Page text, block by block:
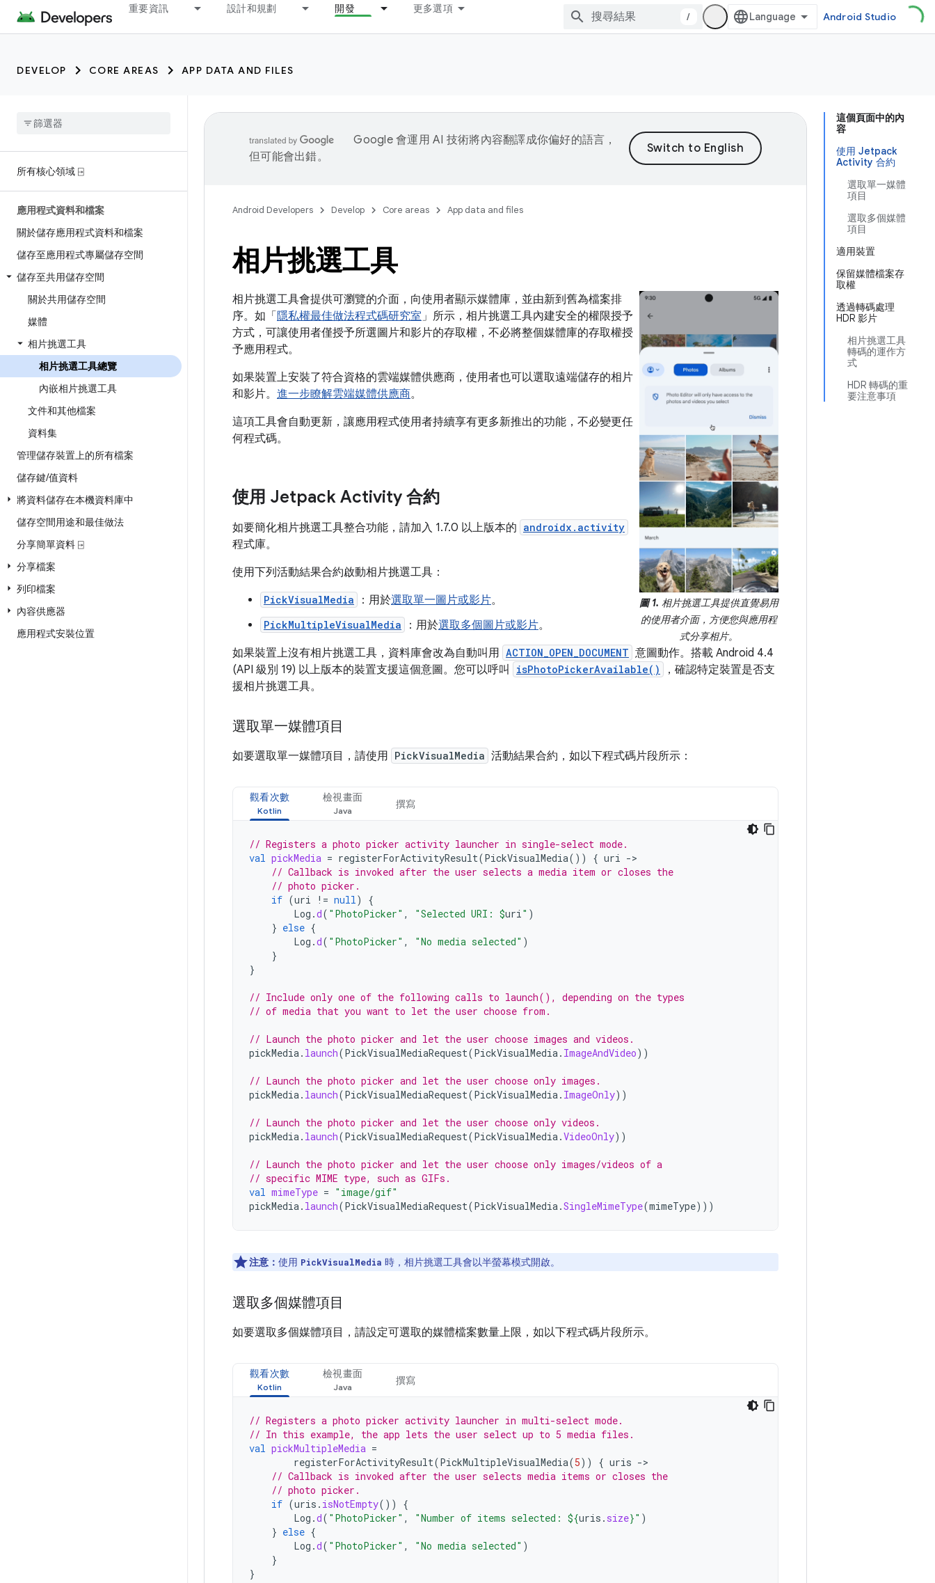
重要資訊 設計和規劃 開發 更多選項
/ Android Studio
DEVELOP CORE AREAS APP DATA AND FILES
所有核心領域 ⍈
應用程式資料和檔案
關於儲存應用程式資料和檔案
儲存至應用程式專屬儲存空間
儲存至共用儲存空間
關於共用儲存空間
媒體
相片挑選工具
相片挑選工具總覽
內嵌相片挑選工具
文件和其他檔案
資料集
管理儲存裝置上的所有檔案
儲存鍵/值資料
將資料儲存在本機資料庫中
儲存空間用途和最佳做法
分享簡單資料 ⍈
分享檔案
列印檔案
內容供應器
應用程式安裝位置
這個頁面中的內
容
使用 Jetpack
Activity 合約
選取單一媒體
項目
選取多個媒體
項目
適用裝置
保留媒體檔案存
取權
透過轉碼處理
HDR 影片
相片挑選工具
轉碼的運作方
式
HDR 轉碼的重
要注意事項
Google 會運用 AI 技術將內容翻譯成你偏好的語言，
但可能會出錯。
Android Developers Develop Core areas App data and files
相片挑選工具
圖 1. 相片挑選工具提供直覺易用
的使用者介面，方便您與應用程
式分享相片。
相片挑選工具會提供可瀏覽的介面，向使用者顯示媒體庫，並由新到舊為檔案排
序。如「 隱私權最佳做法程式碼研究室」所示，相片挑選工具內建安全的權限授予
方式，可讓使用者僅授予所選圖片和影片的存取權，不必將整個媒體庫的存取權授
予應用程式。
如果裝置上安裝了符合資格的雲端媒體供應商，使用者也可以選取遠端儲存的相片
和影片。 進一步瞭解雲端媒體供應商。
這項工具會自動更新，讓應用程式使用者持續享有更多新推出的功能，不必變更任
何程式碼。
使用 Jetpack Activity 合約
如要簡化相片挑選工具整合功能，請加入 1.7.0 以上版本的 androidx.activity
程式庫。
使用下列活動結果合約啟動相片挑選工具：
PickVisualMedia ：用於選取單一圖片或影片。
PickMultipleVisualMedia ：用於選取多個圖片或影片。
如果裝置上沒有相片挑選工具，資料庫會改為自動叫用 ACTION_OPEN_DOCUMENT 意圖動作。搭載 Android 4.4
(API 級別 19) 以上版本的裝置支援這個意圖。您可以呼叫
isPhotoPickerAvailable()
，確認特定裝置是否支
援相片挑選工具。
選取單一媒體項目
如要選取單一媒體項目，請使用 PickVisualMedia 活動結果合約，如以下程式碼片段所示：
觀看次數 檢視畫面
撰寫
// Registers a photo picker activity launcher in single-select mode.
val pickMedia = registerForActivityResult(PickVisualMedia()) { uri ->
// Callback is invoked after the user selects a media item or closes the
// photo picker.
if (uri != null)
{
Log .d( "PhotoPicker" , "Selected URI: $uri" )
} else {
Log .d( "PhotoPicker" , "No media selected" )
}
}
// Include only one of the following calls to launch(), depending on the types
// of media that you want to let the user choose from.
// Launch the photo picker and let the user choose images and videos.
pickMedia. launch(PickVisualMediaRequest(PickVisualMedia. ImageAndVideo))
// Launch the photo picker and let the user choose only images.
pickMedia. launch(PickVisualMediaRequest(PickVisualMedia. ImageOnly))
// Launch the photo picker and let the user choose only videos.
pickMedia. launch(PickVisualMediaRequest(PickVisualMedia.VideoOnly))
// Launch the photo picker and let the user choose only images/videos of a
// specific MIME type, such as GIFs.
val mimeType = "image/gif"
pickMedia. launch(PickVisualMediaRequest(PickVisualMedia.SingleMimeType(mimeType)))
注意： 使用 PickVisualMedia 時，相片挑選工具會以半螢幕模式開啟。
選取多個媒體項目
如要選取多個媒體項目，請設定可選取的媒體檔案數量上限，如以下程式碼片段所示。
觀看次數 檢視畫面
撰寫
// Registers a photo picker activity launcher in multi-select mode.
// In this example, the app lets the user select up to 5 media files.
val pickMultipleMedia =
registerForActivityResult(PickMultipleVisualMedia(5)) { uris -
// Callback is invoked after the user selects media items or closes the
// photo picker.
if (uris . isNotEmpty())
{
Log .d( "PhotoPicker" , "Number of items selected: ${uris . size}" )
} else {
Log .d( "PhotoPicker" , "No media selected" )
}
}